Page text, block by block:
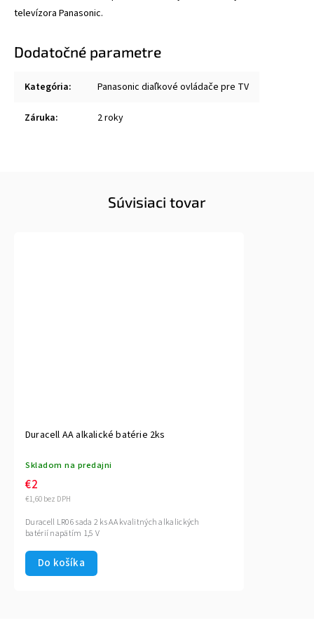
televízora Panasonic.
Dodatočné parametre
Kategória: Panasonic diaľkové ovládače pre TV
Záruka: 2 roky
Súvisiaci tovar
Duracell AA alkalické batérie 2ks
Skladom na predajni
€1,60 bez DPH
€2
Do košíka
Duracell LR06 sada 2 ks AA kvalitných alkalických
batérií napätím 1,5 V